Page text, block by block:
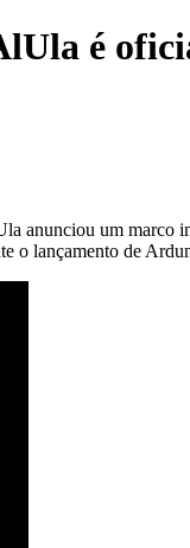
é
anunciou um marco
lançamento de